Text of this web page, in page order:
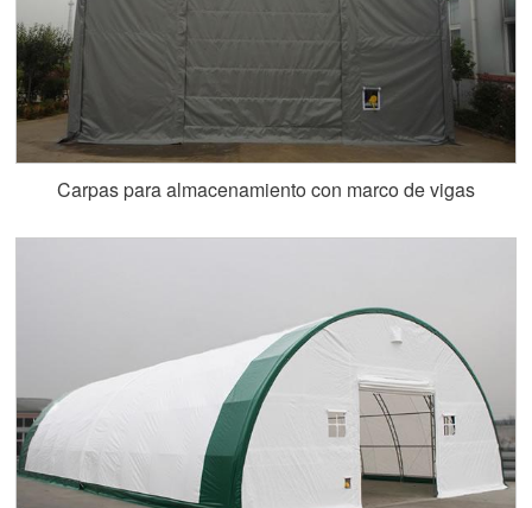
Carpas para almacenamiento con marco de vigas